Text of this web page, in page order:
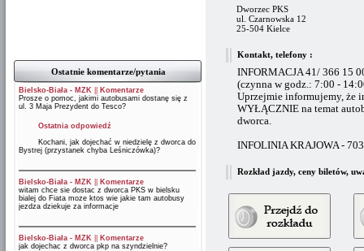
Ostatnie komentarze/pytania
Bielsko-Biała - MZK
Komentarze
Prosze o pomoc, jakimi autobusami dostanę się z
ul. 3 Maja Prezydent do Tesco?
Ostatnia odpowiedź
Kochani, jak dojechać w niedzielę z dworca do
Bystrej (przystanek chyba Leśniczówka)?
Bielsko-Biała - MZK
Komentarze
witam chce sie dostac z dworca PKS w bielsku
bialej do Fiata moze ktos wie jakie tam autobusy
jezdza dziekuje za informacje
Bielsko-Biała - MZK
Komentarze
jak dojechac z dworca pkp na szyndzielnie?
Dworzec PKS
ul. Czarnowska 12
25-504 Kielce
Kontakt, telefony :
INFORMACJA 41/ 366 15
(czynna w godz.: 7:00 -
Uprzejmie informujemy, że
WYŁĄCZNIE na temat
dworca.
INFOLINIA KRAJOWA -
Rozkład jazdy, ceny biletów,